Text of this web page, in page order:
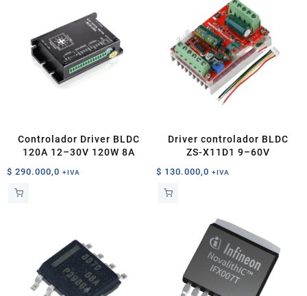
Controlador Driver BLDC
120A 12–30V 120W 8A
$ 290.000,0 +IVA
Driver controlador BLDC
ZS-X11D1 9–60V
$ 130.000,0 +IVA